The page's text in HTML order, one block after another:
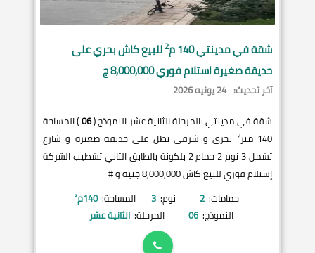
شقة فيمدينتي140 م 2للبيع كاش بحري على
حديقة صغيرة استلام فوري 8,000,000 ج
آخر تحديث: 24 يونيه 2026
شقة في مدينتي بالمرحلة الثانية عشر النموذج (06) المساحة
140 متر
2 بحري و شرقي تطل على حديقة صغيرة و شارع
تشمل 3 نوم 2 حمام 2 بلكونة بالطابق الثاني تشطيب الشركة
إستلام فوري للبيع كاش 8,000,000 جنيه و #
حمامات: 2 نوم: 3 المساحة: 140م²
النموذج: 06 المرحلة: الثانية عشر